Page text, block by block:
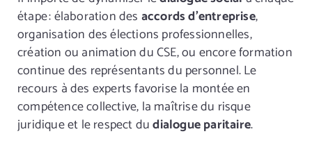
étape : élaboration des accords d’entreprise,
organisation des élections professionnelles,
création ou animation du CSE, ou encore formation
continue des représentants du personnel. Le
recours à des experts favorise la montée en
compétence collective, la maîtrise du risque
juridique et le respect dudialogue paritaire.